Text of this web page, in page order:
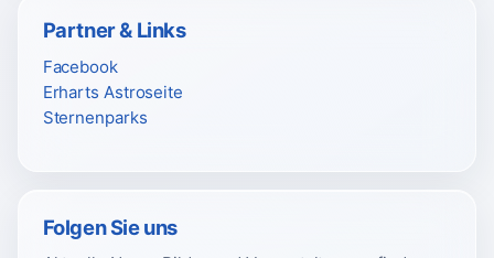
Partner & Links
Facebook
Erharts Astroseite
Sternenparks
Folgen Sie uns